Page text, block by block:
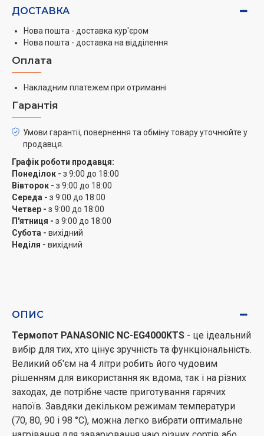
вугільне антипригарне покриття
Керування пристроєм інтуїтивно зрозуміле завдяки
кнопкам на панелі керування. Є
вибраного температурного режиму та таймера. Для
заварювання кави передбачено окремий режим із
повільною подачею води. Функції автовідключення
за відсутності води та 6-годинний таймер
забезпечують додаткову безпеку та економію
електроенергії.
ДОСТАВКА
Нова пошта - доставка кур'єром
Нова пошта - доставка на відділення
Оплата
Накладним платежем при отриманні
Гарантія
Умови гарантії, повернення та обміну товару уточнюйте у
продавця.
Графік роботи продавця:
Понеділок - з 9:00 до 18:00
Вівторок - з 9:00 до 18:00
Середа - з 9:00 до 18:00
Четвер - з 9:00 до 18:00
П'ятниця - з 9:00 до 18:00
Субота - вихідний
Неділя - вихідний
ОПИС
Термопот PANASONIC NC-EG4000KTS - це ідеальний
вибір для тих, хто цінує зручність та функціональність.
Великий об'єм на 4 літри робить його чудовим
рішенням для використання як вдома, так і на різних
заходах, де потрібне часте приготування гарячих
напоїв. Завдяки декільком режимам температури
(70, 80, 90 і 98 °C), можна легко вибрати оптимальне